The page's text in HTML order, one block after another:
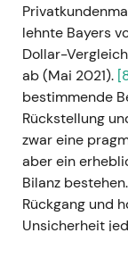
lehnte Bayers
Dollar-
ab (Mai 2021).
bestimmende
Rückstellung
zwar eine
aber ein
Bilanz bestehen.
Rückgang und
Unsicherheit